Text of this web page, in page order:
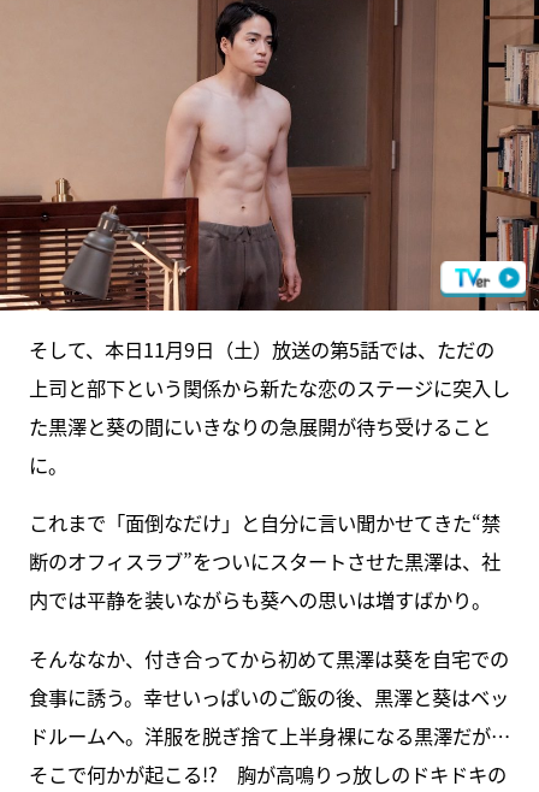
そして、本日11月9日（土）放送の第5話では、ただの
上司と部下という関係から新たな恋のステージに突入し
た黒澤と葵の間にいきなりの急展開が待ち受けること
に。
これまで「面倒なだけ」と自分に言い聞かせてきた“禁
断のオフィスラブ”をついにスタートさせた黒澤は、社
内では平静を装いながらも葵への思いは増すばかり。
そんななか、付き合ってから初めて黒澤は葵を自宅での
食事に誘う。幸せいっぱいのご飯の後、黒澤と葵はベッ
ドルームへ。洋服を脱ぎ捨て上半身裸になる黒澤だが…
そこで何かが起こる!? 胸が高鳴りっ放しのドキドキの